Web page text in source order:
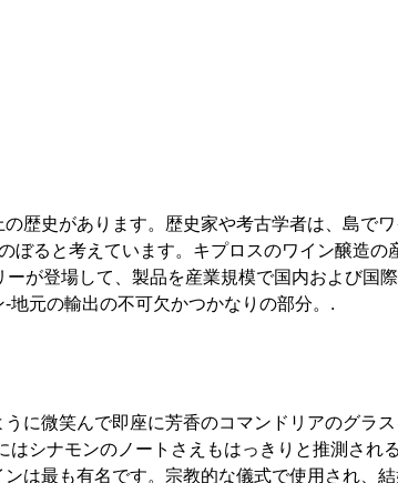
歴史があります。歴史家や考古学者は、島で
ぼると考えています。キプロスのワイン醸造の
が登場して、製品を産業規模で国内および国
元の輸出の不可欠かつかなりの部分。.
に微笑んで即座に芳香のコマンドリアのグラ
シナモンのノートさえもはっきりと推測され
は最も有名です。宗教的な儀式で使用され、